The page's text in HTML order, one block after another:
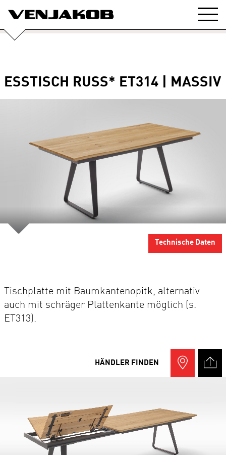
ESSTISCH RUSS* ET314 | MASSIV
Technische Daten
Tischplatte mit Baumkantenopitk, alternativ
auch mit schräger Plattenkante möglich (s.
ET313).
HÄNDLER FINDEN